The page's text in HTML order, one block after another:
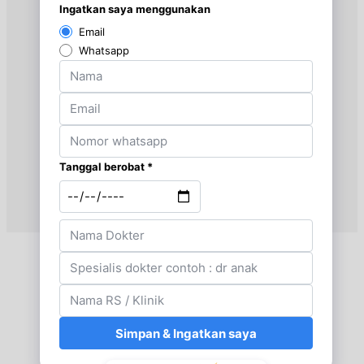
Kamis, 20/08/2026
Jam 10:00 - 12:00
Kamis, 20/08/2026
Jam 16:00 - 19:00
Jumat, 21/08/2026
Jam 16:00 - 19:00
Senin, 24/08/2026
Jam 11:00 - 14:00
Senin, 24/08/2026
Jam 16:00 - 18:00
Jam 08:00 - 11:00